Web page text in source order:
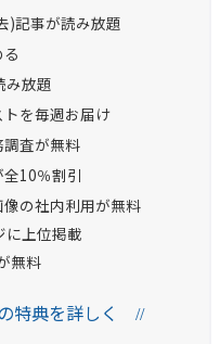
)記事が読み放題
み放題
を毎週お届け
査が無料
10％割引
の社内利用が無料
に上位掲載
無料
特典を詳しく //